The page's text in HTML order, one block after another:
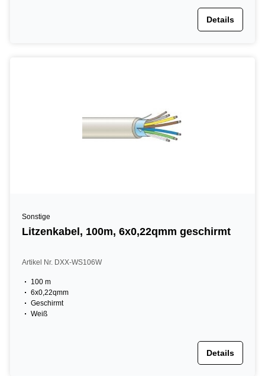
Details
Sonstige
Litzenkabel, 100m, 6x0,22qmm geschirmt
Artikel Nr. DXX-WS106W
100 m
6x0,22qmm
Geschirmt
Weiß
Details